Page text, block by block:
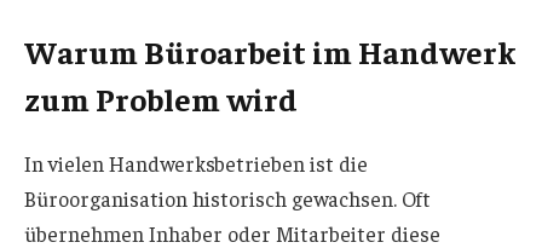
Warum Büroarbeit im Handwerk
zum Problem wird
In vielen Handwerksbetrieben ist die
Büroorganisation historisch gewachsen. Oft
übernehmen Inhaber oder Mitarbeiter diese